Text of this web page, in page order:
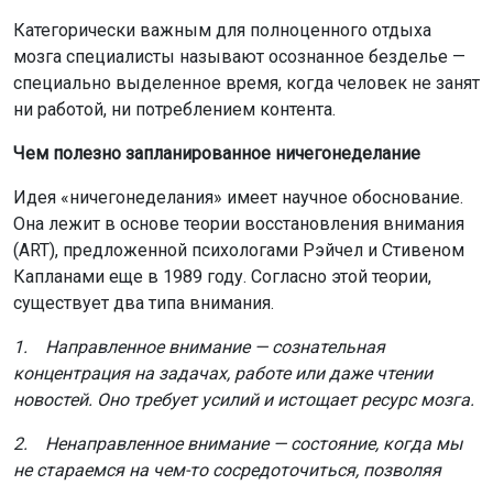
Категорически важным для полноценного отдыха
мозга специалисты называют осознанное безделье —
специально выделенное время, когда человек не занят
ни работой, ни потреблением контента.
Чем полезно запланированное ничегонеделание
Идея «ничегонеделания» имеет научное обоснование.
Она лежит в основе теории восстановления внимания
(ART), предложенной психологами Рэйчел и Стивеном
Капланами еще в 1989 году. Согласно этой теории,
существует два типа внимания.
1. Направленное внимание — сознательная
концентрация на задачах, работе или даже чтении
новостей. Оно требует усилий и истощает ресурс мозга.
2. Ненаправленное внимание — состояние, когда мы
не стараемся на чем-то сосредоточиться, позволяя